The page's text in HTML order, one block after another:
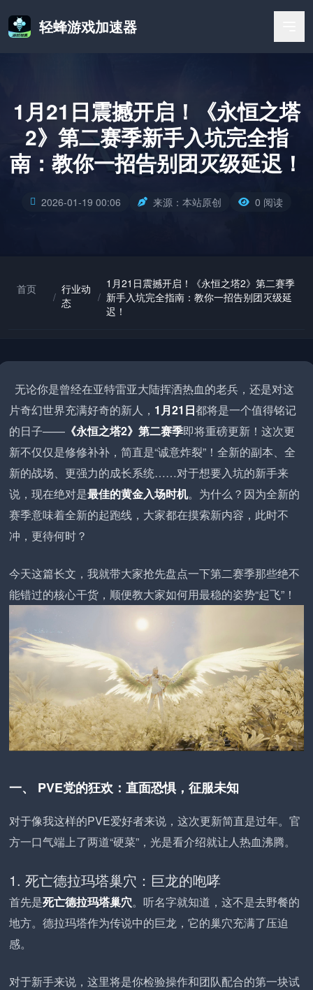
轻蜂游戏加速器
1月21日震撼开启！《永恒之塔
2》第二赛季新手入坑完全指
南：教你一招告别团灭级延迟！
2026-01-19 00:06 来源：本站原创 0 阅读
首页
/
行业动
态
/
1月21日震撼开启！《永恒之塔2》第二赛季
新手入坑完全指南：教你一招告别团灭级延
迟！
无论你是曾经在亚特雷亚大陆挥洒热血的老兵，还是对这
片奇幻世界充满好奇的新人， 1月21日都将是一个值得铭记
的日子—— 《永恒之塔2》第二赛季即将重磅更新！这次更
新不仅仅是修修补补，简直是“诚意炸裂”！全新的副本、全
新的战场、更强力的成长系统……对于想要入坑的新手来
说，现在绝对是最佳的黄金入场时机。为什么？因为全新的
赛季意味着全新的起跑线，大家都在摸索新内容，此时不
冲，更待何时？
今天这篇长文，我就带大家抢先盘点一下第二赛季那些绝不
能错过的核心干货，顺便教大家如何用最稳的姿势“起飞”！
一、 PVE党的狂欢：直面恐惧，征服未知
对于像我这样的PVE爱好者来说，这次更新简直是过年。官
方一口气端上了两道“硬菜”，光是看介绍就让人热血沸腾。
1. 死亡德拉玛塔巢穴：巨龙的咆哮
首先是死亡德拉玛塔巢穴。听名字就知道，这不是去野餐的
地方。德拉玛塔作为传说中的巨龙，它的巢穴充满了压迫
感。
对于新手来说，这里将是你检验操作和团队配合的第一块试